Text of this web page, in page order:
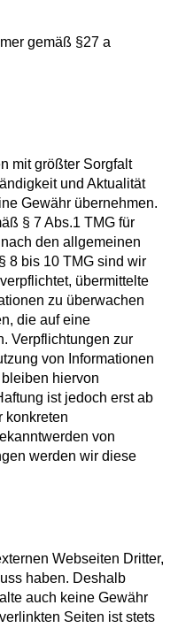
gemäß §27 a
mit größter Sorgfalt
und Aktualität
Gewähr übernehmen.
§ 7 Abs.1 TMG für
den allgemeinen
8 bis 10 TMG sind wir
übermittelte
zu überwachen
die auf eine
Verpflichtungen zur
von Informationen
hiervon
ist jedoch erst ab
konkreten
von
werden wir diese
Webseiten Dritter,
haben. Deshalb
auch keine Gewähr
Seiten ist stets